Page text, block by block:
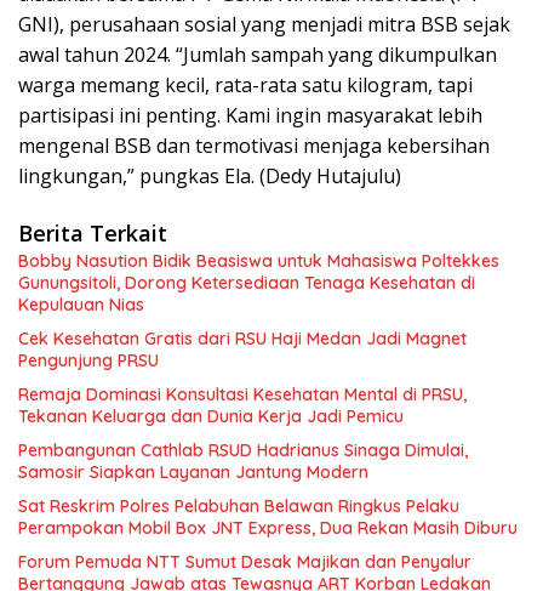
GNI), perusahaan sosial yang menjadi mitra BSB sejak
awal tahun 2024. “Jumlah sampah yang dikumpulkan
warga memang kecil, rata-rata satu kilogram, tapi
partisipasi ini penting. Kami ingin masyarakat lebih
mengenal BSB dan termotivasi menjaga kebersihan
lingkungan,” pungkas Ela. (Dedy Hutajulu)
Berita Terkait
Bobby Nasution Bidik Beasiswa untuk Mahasiswa Poltekkes
Gunungsitoli, Dorong Ketersediaan Tenaga Kesehatan di
Kepulauan Nias
Cek Kesehatan Gratis dari RSU Haji Medan Jadi Magnet
Pengunjung PRSU
Remaja Dominasi Konsultasi Kesehatan Mental di PRSU,
Tekanan Keluarga dan Dunia Kerja Jadi Pemicu
Pembangunan Cathlab RSUD Hadrianus Sinaga Dimulai,
Samosir Siapkan Layanan Jantung Modern
Sat Reskrim Polres Pelabuhan Belawan Ringkus Pelaku
Perampokan Mobil Box JNT Express, Dua Rekan Masih Diburu
Forum Pemuda NTT Sumut Desak Majikan dan Penyalur
Bertanggung Jawab atas Tewasnya ART Korban Ledakan